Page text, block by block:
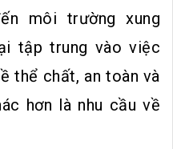
môi trường xung
tập trung vào việc
thể chất, an toàn và
hơn là nhu cầu về